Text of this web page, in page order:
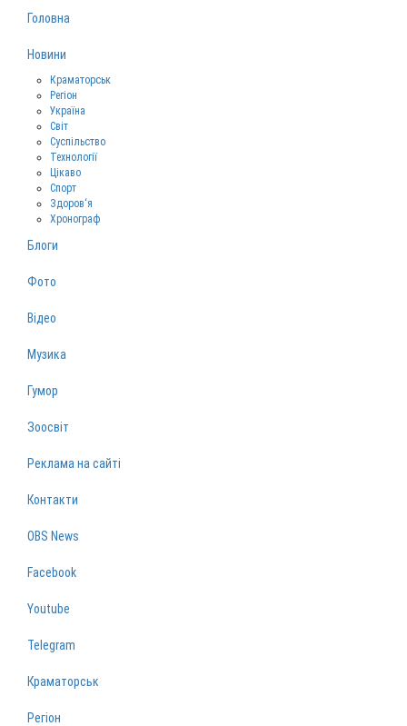
Головна
Новини
Краматорськ
Регіон
Україна
Світ
Суспільство
Технології
Цікаво
Спорт
Здоров‘я
Хронограф
Блоги
Фото
Відео
Музика
Гумор
Зоосвіт
Реклама на сайті
Контакти
OBS News
Facebook
Youtube
Telegram
Краматорськ
Регіон